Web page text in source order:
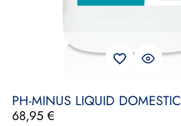
PH-MINUS LIQUID DOMESTIC
68,95 €